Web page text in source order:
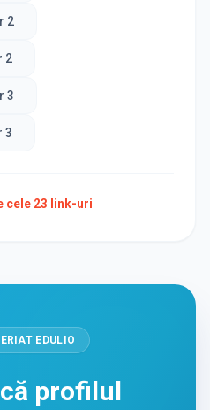
2
2
3
3
cele 23 link-uri
EDULIO
profilul